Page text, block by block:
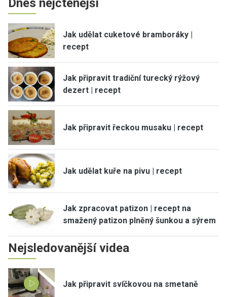
Dnes nejčtenější
Jak udělat cuketové bramboráky |
recept
Jak připravit tradiční turecký rýžový
dezert | recept
Jak připravit řeckou musaku | recept
Jak udělat kuře na pivu | recept
Jak zpracovat patizon | recept na
smažený patizon plněný šunkou a sýrem
Nejsledovanější videa
Jak připravit svíčkovou na smetaně